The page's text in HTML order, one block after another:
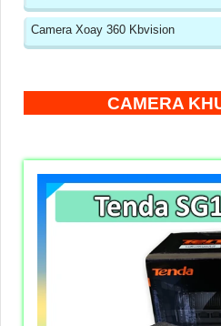
Camera Xoay 360 Kbvision
CAMERA